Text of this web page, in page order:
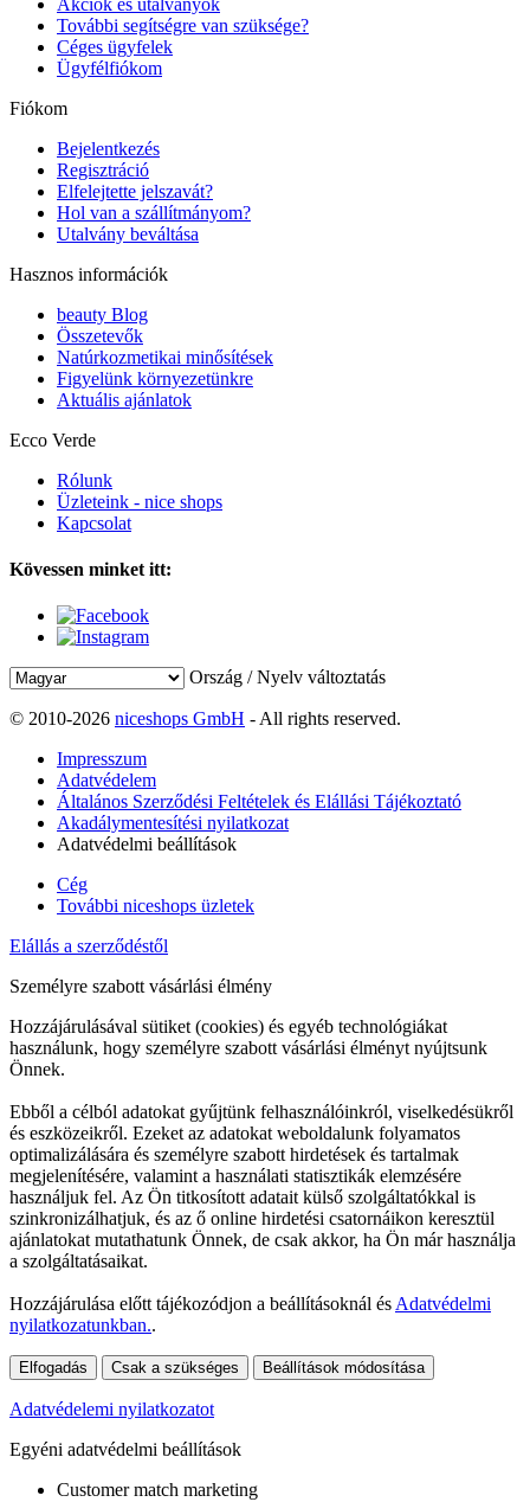
További segítségre van szüksége?
Céges ügyfelek
Ügyfélfiókom
Fiókom
Bejelentkezés
Regisztráció
Elfelejtette jelszavát?
Hol van a szállítmányom?
Utalvány beváltása
Hasznos információk
beauty Blog
Összetevők
Natúrkozmetikai minősítések
Figyelünk környezetünkre
Aktuális ajánlatok
Ecco Verde
Rólunk
Üzleteink - nice shops
Kapcsolat
Kövessen minket itt:
Ország / Nyelv változtatás
© 2010-2026 niceshops GmbH - All rights reserved.
Impresszum
Adatvédelem
Általános Szerződési Feltételek és Elállási Tájékoztató
Akadálymentesítési nyilatkozat
Adatvédelmi beállítások
Cég
További niceshops üzletek
Elállás a szerződéstől
Személyre szabott vásárlási élmény
Hozzájárulásával sütiket (cookies) és egyéb technológiákat
használunk, hogy személyre szabott vásárlási élményt nyújtsunk
Önnek.
Ebből a célból adatokat gyűjtünk felhasználóinkról, viselkedésükről
és eszközeikről. Ezeket az adatokat weboldalunk folyamatos
optimalizálására és személyre szabott hirdetések és tartalmak
megjelenítésére, valamint a használati statisztikák elemzésére
használjuk fel. Az Ön titkosított adatait külső szolgáltatókkal is
szinkronizálhatjuk, és az ő online hirdetési csatornáikon keresztül
ajánlatokat mutathatunk Önnek, de csak akkor, ha Ön már használja
a szolgáltatásaikat.
Hozzájárulása előtt tájékozódjon a beállításoknál és Adatvédelmi
nyilatkozatunkban..
Elfogadás Csak a szükséges Beállítások módosítása
Adatvédelemi nyilatkozatot
Egyéni adatvédelmi beállítások
Customer match marketing